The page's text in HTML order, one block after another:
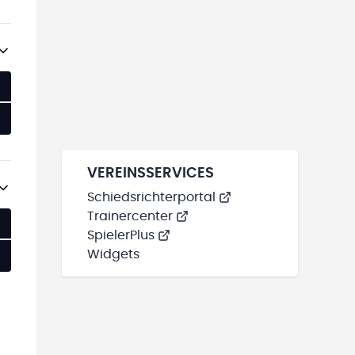
VEREINSSERVICES
Schiedsrichterportal
Trainercenter
SpielerPlus
Widgets